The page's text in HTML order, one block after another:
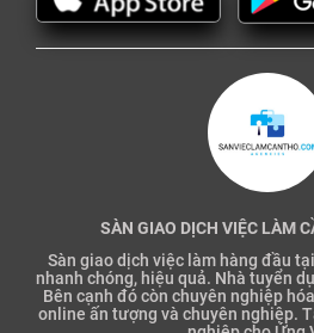
SÀN GIAO DỊCH VIỆC LÀM
Sàn giao dịch việc làm hàng đầu
nhanh chóng, hiệu quả. Nhà tuyển
Bên cạnh đó còn chuyên nghiệp
online ấn tượng và chuyên nghiệp.